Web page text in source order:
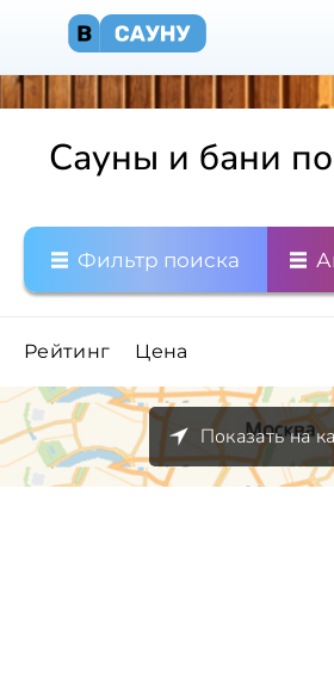
Сауны и бани
Фильтр поиска
Рейтинг Цена
Показать на